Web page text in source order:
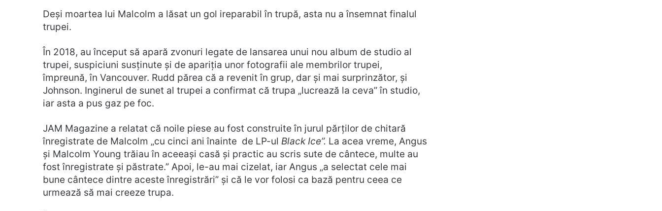
Deși moartea lui Malcolm a lăsat un gol ireparabil în trupă, asta nu a însemnat finalul
trupei.
În 2018, au început să apară zvonuri legate de lansarea unui nou album de studio al
trupei, suspiciuni susținute și de apariția unor fotografii ale membrilor trupei,
împreună, în Vancouver. Rudd părea că a revenit în grup, dar și mai surprinzător, și
Johnson. Inginerul de sunet al trupei a confirmat că trupa „lucrează la ceva” în studio,
iar asta a pus gaz pe foc.
JAM Magazine a relatat că noile piese au fost construite în jurul părților de chitară
înregistrate de Malcolm „cu cinci ani înainte de LP-ul Black Ice”. La acea vreme, Angus
și Malcolm Young trăiau în aceeași casă și practic au scris sute de cântece, multe au
fost înregistrate și păstrate.” Apoi, le-au mai cizelat, iar Angus „a selectat cele mai
bune cântece dintre aceste înregistrări” și că le vor folosi ca bază pentru ceea ce
urmează să mai creeze trupa.